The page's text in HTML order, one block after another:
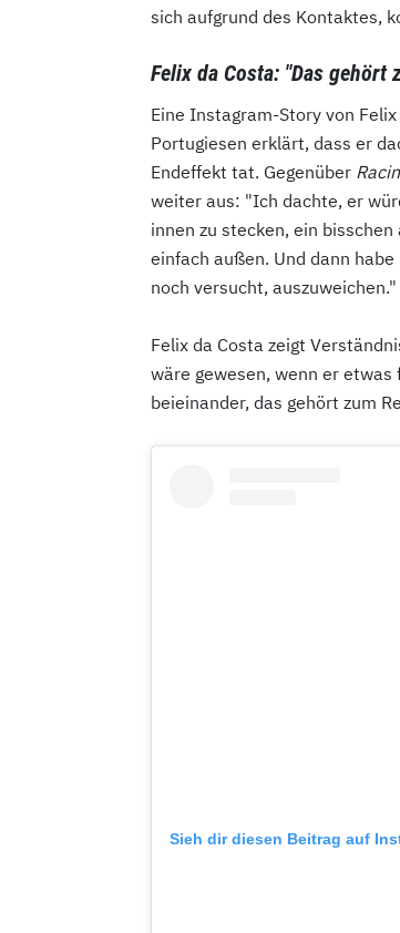
sich aufgrund des Kontaktes,
Felix da Costa: "Das gehört
Eine Instagram-Story von
Portugiesen erklärt, dass er
Endeffekt tat. Gegenüber
weiter aus: "Ich dachte, er
innen zu stecken, ein
einfach außen. Und dann
noch versucht, auszuweichen."
Felix da Costa zeigt
wäre gewesen, wenn er
beieinander, das gehört zum
Sieh dir diesen Beitrag auf